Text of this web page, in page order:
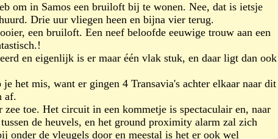
om in Samos een bruiloft bij te wonen. Nee, dat is ietsje
Drie uur vliegen heen en bijna vier terug.
een bruiloft. Een neef beloofde eeuwige trouw aan een
en eigenlijk is er maar één vlak stuk, en daar ligt dan ook
het mis, want er gingen 4 Transavia's achter elkaar naar dit
af.
toe. Het circuit in een kommetje is spectaculair en, naar
de heuvels, en het ground proximity alarm zal zich
onder de vleugels door en meestal is het er ook wel